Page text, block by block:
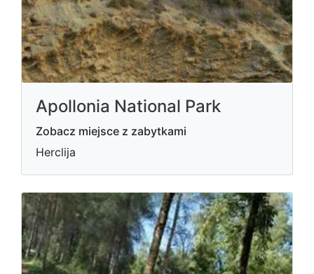
Apollonia National Park
Zobacz miejsce z zabytkami
Herclija